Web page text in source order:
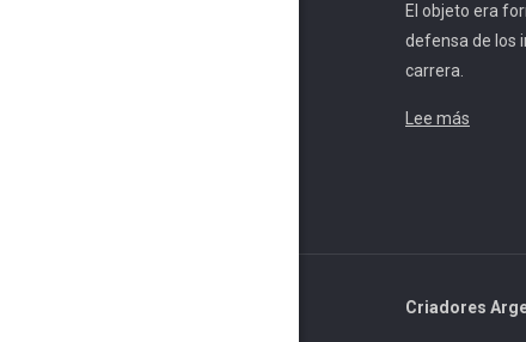
El objeto era
defensa de los
carrera.
Lee más
Criadores